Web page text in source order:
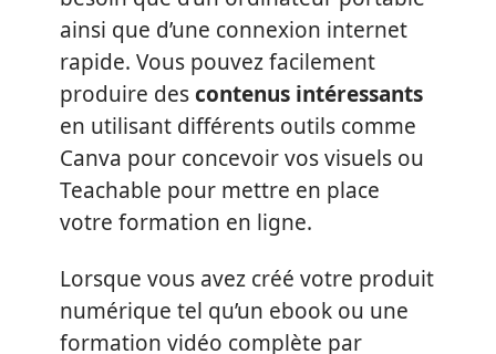
ainsi que d’une connexion internet
rapide. Vous pouvez facilement
produire descontenus intéressants
en utilisant différents outils comme
Canva pour concevoir vos visuels ou
Teachable pour mettre en place
votre formation en ligne.
Lorsque vous avez créé votre produit
numérique tel qu’un ebook ou une
formation vidéo complète par